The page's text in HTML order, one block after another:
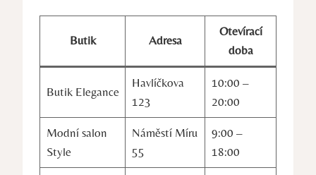
Butik Adresa
Otevírací
doba
Butik Elegance
Havlíčkova
123
10:00 –
20:00
Modní salon
Style
Náměstí Míru
55
9:00 –
18:00